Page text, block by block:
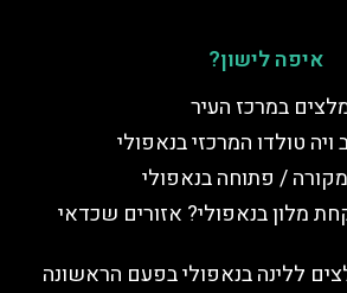
איפה לישון?
במרכז העיר
ויה טולדו המרכזי בנאפולי
/ פתוחה בנאפולי
מלון בנאפולי? אזורים שכדאי
ללינה בנאפולי בפעם הראשונה